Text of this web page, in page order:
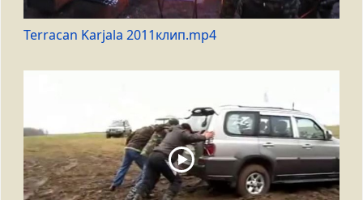
Terracan Karjala 2011клип.mp4